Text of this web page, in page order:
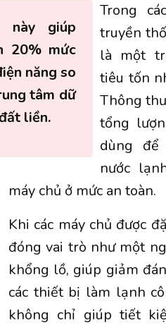
này giúp
20% mức
năng so
tâm dữ
liền.
Trong
truyền
là một
tiêu tốn
Thông
tổng
dùng để
nước
máy chủ ở mức an toàn.
Khi các máy chủ được
đóng vai trò như một
khổng lồ, giúp giảm
các thiết bị làm lạnh
không chỉ giúp tiết